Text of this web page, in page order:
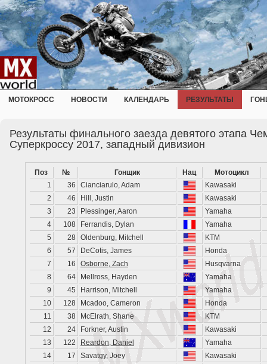
МОТОКРОСС НОВОСТИ КАЛЕНДАРЬ РЕЗУЛЬТАТЫ
Результаты финального заезда девятого этапа
Суперкроссу 2017, западный дивизион
Поз № Гонщик Нац
Мотоцикл
1
36 Cianciarulo, Adam
Kawasaki
2
46 Hill, Justin
Kawasaki
3
23 Plessinger, Aaron
Yamaha
4
108 Ferrandis, Dylan
Yamaha
5
28 Oldenburg, Mitchell
KTM
6
57 DeCotis, James
Honda
7
16 Osborne, Zach
Husqvarna
8
64 Mellross, Hayden
Yamaha
9
45 Harrison, Mitchell
Yamaha
10
128 Mcadoo, Cameron
Honda
11
38 McElrath, Shane
KTM
12
24 Forkner, Austin
Kawasaki
13
122 Reardon, Daniel
Yamaha
14
17 Savatgy, Joey
Kawasaki